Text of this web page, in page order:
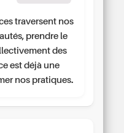
traversent nos
prendre le
des
est déjà une
nos pratiques.